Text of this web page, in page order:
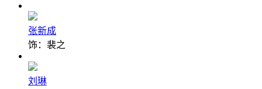
张新成
饰：裴之
刘琳